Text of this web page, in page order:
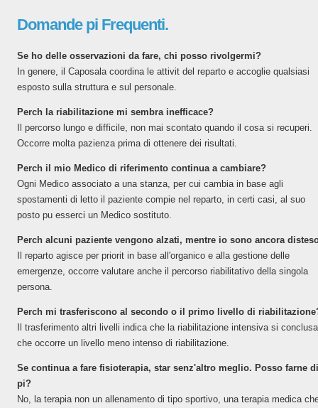
Domande pi Frequenti.
Se ho delle osservazioni da fare, chi posso rivolgermi?
In genere, il Caposala coordina le attivit del reparto e accoglie qualsiasi
esposto sulla struttura e sul personale.
Perch la riabilitazione mi sembra inefficace?
Il percorso lungo e difficile, non mai scontato quando il cosa si recuperi.
Occorre molta pazienza prima di ottenere dei risultati.
Perch il mio Medico di riferimento continua a cambiare?
Ogni Medico associato a una stanza, per cui cambia in base agli
spostamenti di letto il paziente compie nel reparto, in certi casi, al suo
posto pu esserci un Medico sostituto.
Perch alcuni paziente vengono alzati, mentre io sono ancora
Il reparto agisce per priorit in base all'organico e alla gestione delle
emergenze, occorre valutare anche il percorso riabilitativo della singola
persona.
Perch mi trasferiscono al secondo o il primo livello di
Il trasferimento altri livelli indica che la riabilitazione intensiva si
che occorre un livello meno intenso di riabilitazione.
Se continua a fare fisioterapia, star senz'altro meglio. Posso farne
pi?
No, la terapia non un allenamento di tipo sportivo, una terapia medica